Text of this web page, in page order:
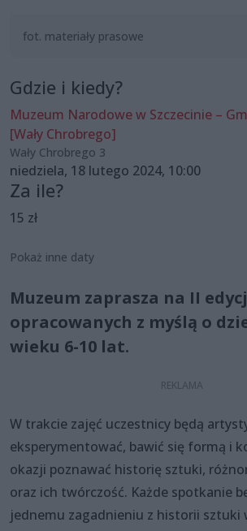
fot. materiały prasowe
Gdzie i kiedy?
Muzeum Narodowe w Szczecinie –
[Wały Chrobrego]
Wały Chrobrego 3
niedziela, 18 lutego 2024, 10:00
Za ile?
15 zł
Pokaż inne daty
Muzeum zaprasza na II
opracowanych z myślą o
wieku 6-10 lat.
W trakcie zajęć uczestnicy będą
eksperymentować, bawić się formą i
okazji poznawać historię sztuki,
oraz ich twórczość. Każde spotkanie
jednemu zagadnieniu z historii sztuki